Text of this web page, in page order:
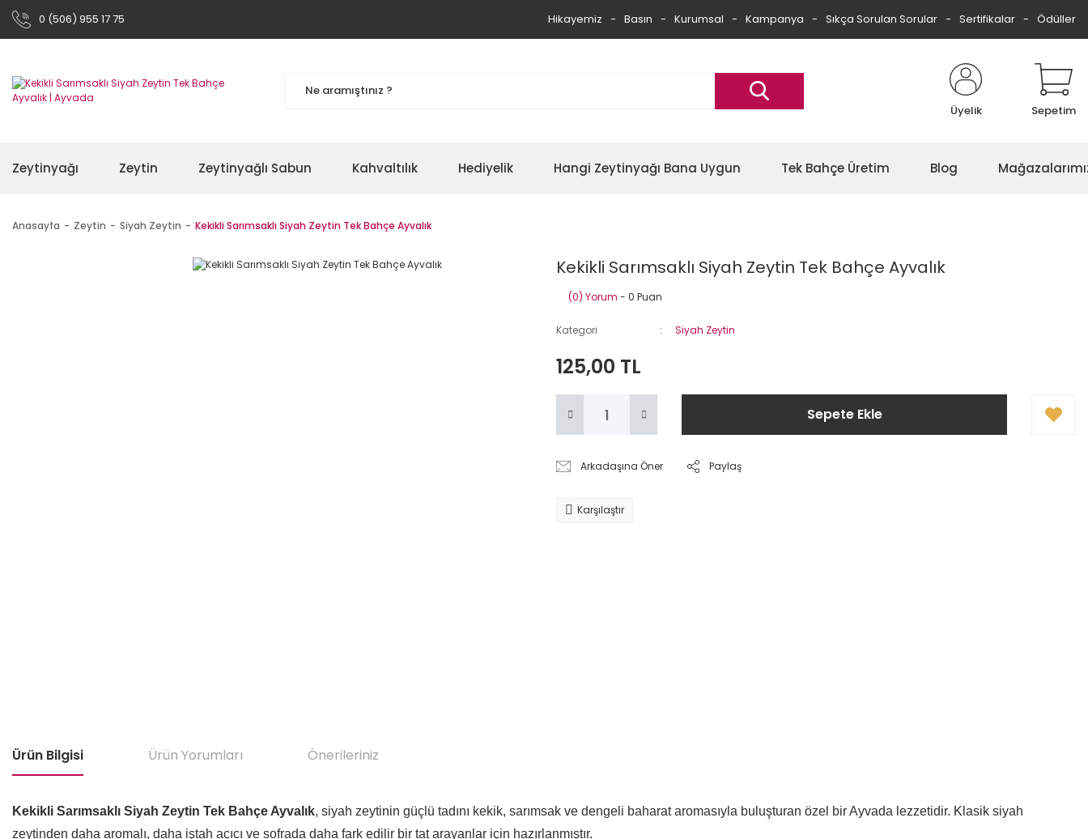
0 (506) 955 17 75 Hikayemiz Basın Kurumsal Kampanya Sıkça Sorulan Sorular Sertifikalar Ödüller
Üyelik Sepetim
Zeytinyağı Zeytin Zeytinyağlı Sabun Kahvaltılık Hediyelik Hangi Zeytinyağı Bana Uygun Tek Bahçe Üretim Blog
Anasayfa Zeytin Siyah Zeytin Kekikli Sarımsaklı Siyah Zeytin Tek Bahçe Ayvalık
Kekikli Sarımsaklı Siyah Zeytin Tek Bahçe Ayvalık
(0) Yorum - 0 Puan
Kategori Siyah Zeytin
125,00 TL
Sepete Ekle
Arkadaşına Öner Paylaş
Karşılaştır
Ürün Bilgisi Ürün Yorumları Önerileriniz
Kekikli Sarımsaklı Siyah Zeytin Tek Bahçe Ayvalık, siyah zeytinin güçlü tadını kekik, sarımsak ve dengeli baharat aromasıyla buluşturan özel bir Ayvada lezzetidir. Klasik siyah
zeytinden daha aromalı, daha iştah açıcı ve sofrada daha fark edilir bir tat arayanlar için hazırlanmıştır.